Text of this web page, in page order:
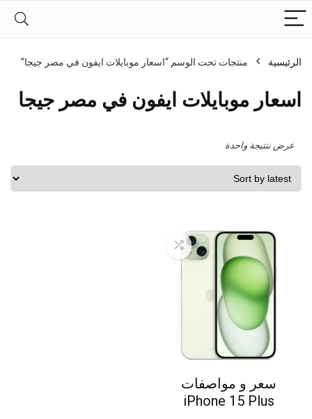
الرئيسية منتجات تحت الوسم “اسعار موبايلات ايفون في مصر جيجا”
اسعار موبايلات ايفون في مصر جيجا
عرض نتتيجة واحدة
سعر و مواصفات
iPhone 15 Plus